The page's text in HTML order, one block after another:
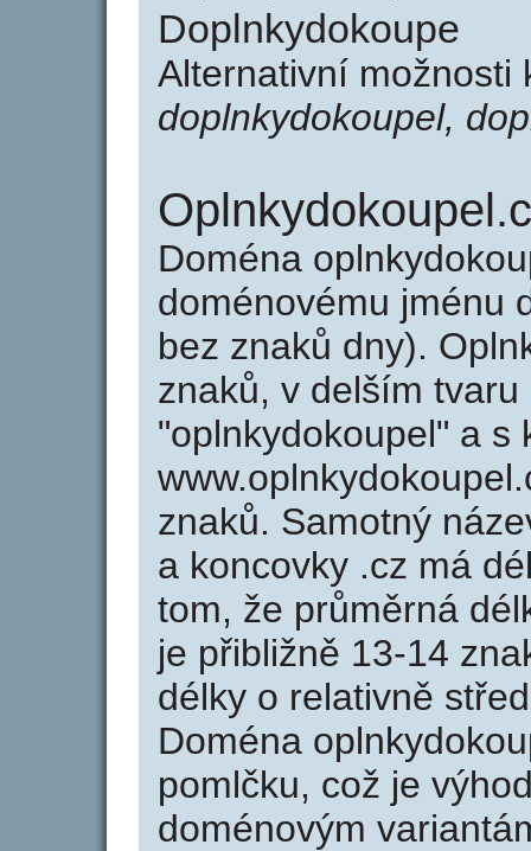
Doplnkydokoupe
Alternativní možnosti
doplnkydokoupel,
Doména
doménovému jménu
bez znaků dny).
znaků, v delším tvaru
"oplnkydokoupel" a s
znaků. Samotný
a koncovky .cz má
tom, že průměrná
je přibližně 13-14
délky o relativně
Doména
pomlčku, což je
doménovým